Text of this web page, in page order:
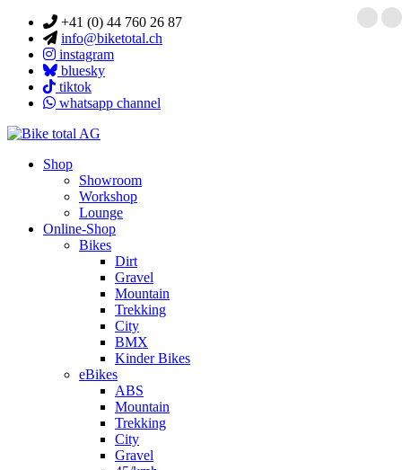
+41 (0) 44 760 26 87
info@biketotal.ch
instagram
bluesky
tiktok
whatsapp channel
Shop
Showroom
Workshop
Lounge
Online-Shop
Bikes
Dirt
Gravel
Mountain
Trekking
City
BMX
Kinder Bikes
eBikes
ABS
Mountain
Trekking
City
Gravel